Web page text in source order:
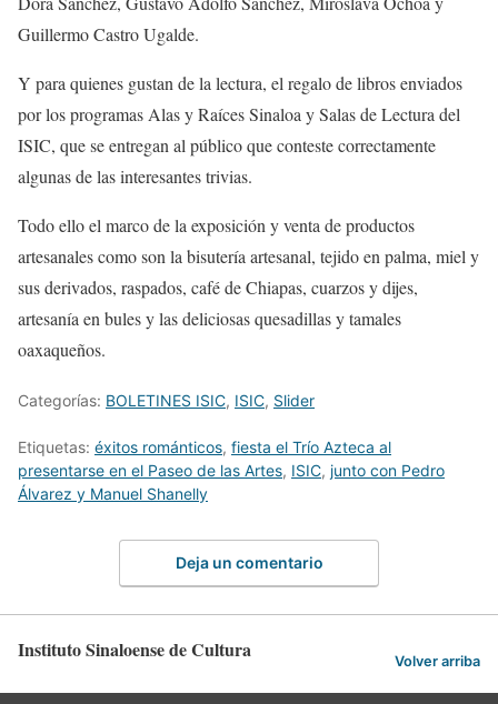
Guillermo Castro Ugalde.
Y para quienes gustan de la lectura, el regalo de librosenviados
porlos programas Alas yRaícesSinaloa y Salas de Lectura del
ISIC, que se entregan al públicoqueconteste correctamente
algunas delas interesantes trivias.
Todoelloel marco de la exposición y venta deproductos
artesanalescomo son la bisutería artesanal, tejido en palma, miel y
sus derivados, raspados, café de Chiapas, cuarzos y dijes,
artesanía en bules y las deliciosas quesadillas y tamales
oaxaqueños.
Categorías: BOLETINES ISIC, ISIC, Slider
Etiquetas: éxitos románticos, fiesta el Trío Azteca al
presentarse en el Paseo de las Artes, ISIC, junto con Pedro
Álvarez y Manuel Shanelly
Deja un comentario
Instituto Sinaloense de Cultura Volver arriba